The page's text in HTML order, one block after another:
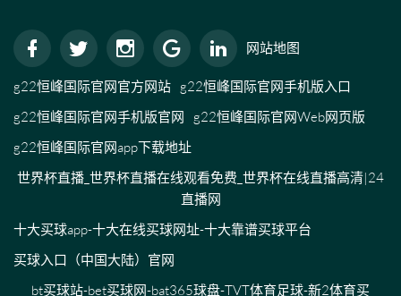
网站地图
g22恒峰国际官网官方网站 g22恒峰国际官网手机版入口
g22恒峰国际官网手机版官网
g22恒峰国际官网Web网页版
g22恒峰国际官网app下载地址
世界杯直播_世界杯直播在线观看免费_世界杯在线直播高清|24
直播网
十大买球app-十大在线买球网址-十大靠谱买球平台
买球入口（中国大陆）官网
bt买球站-bet买球网-bat365球盘-TVT体育足球-新2体育买